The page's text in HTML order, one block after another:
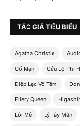
TÁC GIẢ TIÊU BIỂU
Agatha Christie
Cố Mạn Cửu Lộ Phi
Diệp Lạc Vô Tâm
Ellery Queen
Lôi Mễ Lý Tây Mân